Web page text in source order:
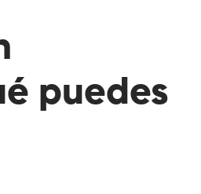
puedes